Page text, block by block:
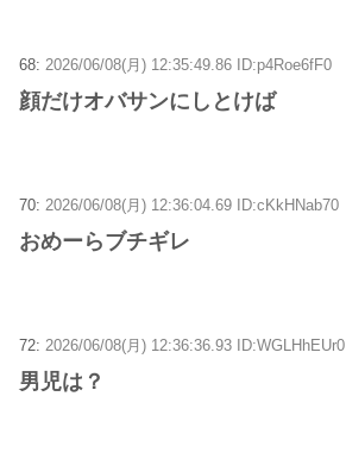
68: 2026/06/08(月) 12:35:49.86 ID:p4Roe6fF0
顔だけオバサンにしとけば
70: 2026/06/08(月) 12:36:04.69 ID:cKkHNab70
おめーらブチギレ
72: 2026/06/08(月) 12:36:36.93 ID:WGLHhEUr0
男児は？